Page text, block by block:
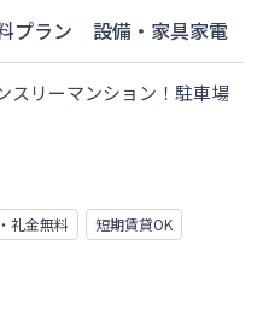
プラン 設備・家具家電
スリーマンション！駐車場
礼金無料
短期賃貸OK